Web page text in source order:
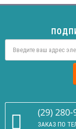
(29)
ЗАКАЗ ПО